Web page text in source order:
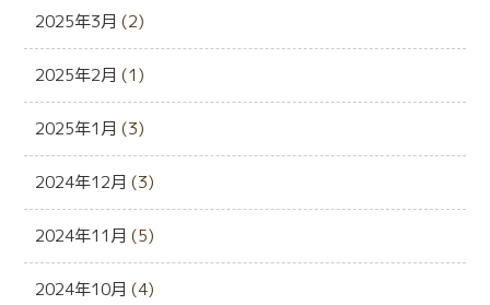
2025年3月 (2)
2025年2月 (1)
2025年1月 (3)
2024年12月 (3)
2024年11月 (5)
2024年10月 (4)